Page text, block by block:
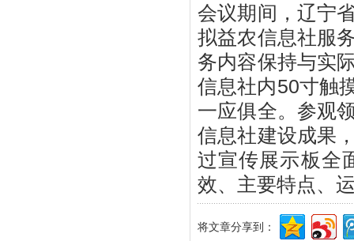
会议期间，辽宁
拟益农信息社服
务内容保持与实
信息社内50寸触
一应俱全。参观
信息社建设成果
过宣传展示板全
效、主要特点、
将文章分享到：